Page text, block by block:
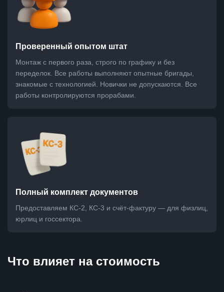
Проверенный опытом штат
Монтаж с первого раза, строго по графику и без
переделок. Все работы выполняют опытные бригады,
знакомые с технологией. Новички не допускаются. Все
работы контролируются прорабами.
Полный комплект документов
Предоставляем КС-2, КС-3 и счёт-фактуру — для физлиц,
юрлиц и госсектора.
Что влияет на стоимость